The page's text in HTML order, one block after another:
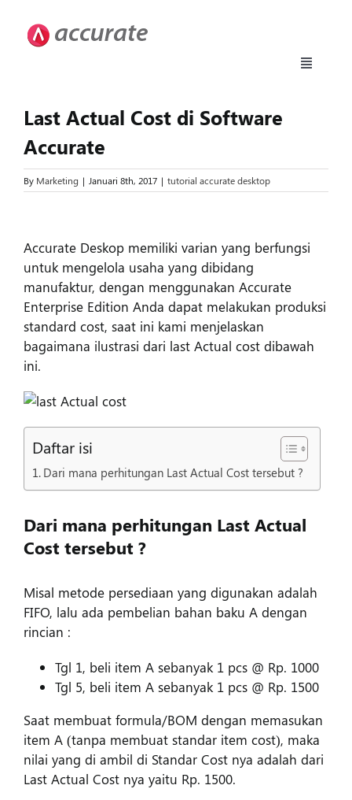
content
Toggle
Fitur
Harga
Upgrade
Last Actual Cost di Software
Accurate
By Marketing | Januari 8th, 2017 | tutorial accurate desktop
Larger
Image
Accurate Deskop memiliki varian yang berfungsi
untuk mengelola usaha yang dibidang
manufaktur, dengan menggunakan Accurate
Enterprise Edition Anda dapat melakukan produksi
standard cost, saat ini kami menjelaskan
bagaimana ilustrasi dari last Actual cost dibawah
ini.
Daftar isi
Dari mana perhitungan Last Actual Cost tersebut ?
Dari mana perhitungan Last Actual
Cost tersebut ?
Misal metode persediaan yang digunakan adalah
FIFO, lalu ada pembelian bahan baku A dengan
rincian :
Tgl 1, beli item A sebanyak 1 pcs @ Rp. 1000
Tgl 5, beli item A sebanyak 1 pcs @ Rp. 1500
Saat membuat formula/BOM dengan memasukan
item A (tanpa membuat standar item cost), maka
nilai yang di ambil di Standar Cost nya adalah dari
Last Actual Cost nya yaitu Rp. 1500.